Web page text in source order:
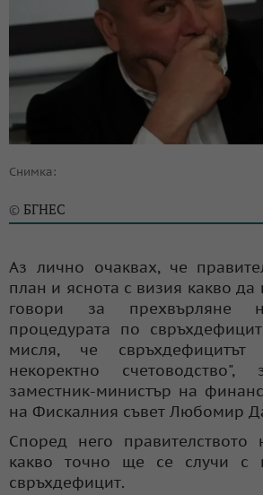
Снимка:
© БГНЕС
Аз лично очаквах, че
план и яснота с визия какво да
говори за прехвърляне
процедурата по
мисля, че
некоректно
заместник-министър на
на Фискалния съвет Любомир
Според него
какво точно ще се случи с
свръхдефицит.